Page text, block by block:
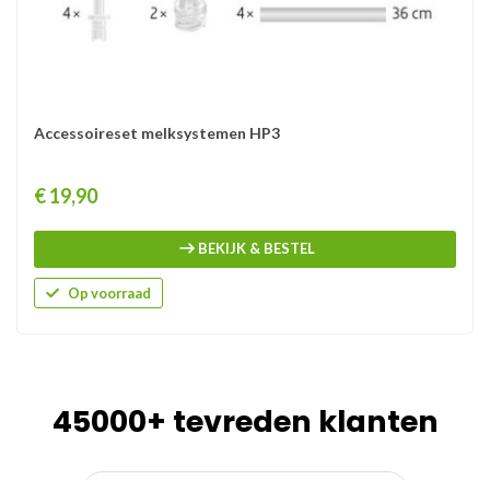
Accessoireset melksystemen HP3
Prijs
€ 19,90
BEKIJK & BESTEL
Op voorraad
45000+ tevreden klanten